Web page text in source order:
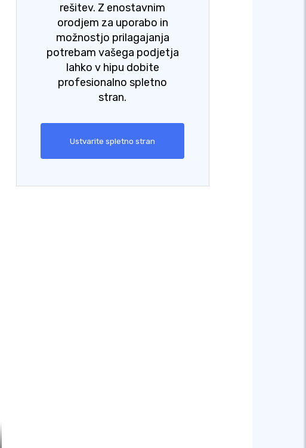
rešitev. Z enostavnim
orodjem za uporabo in
možnostjo prilagajanja
potrebam vašega podjetja
lahko v hipu dobite
profesionalno spletno
stran.
Ustvarite spletno stran